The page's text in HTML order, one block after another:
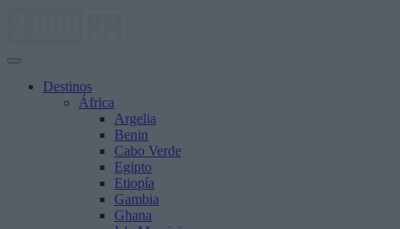
Destinos
África
Argelia
Benin
Cabo Verde
Egipto
Etiopía
Gambia
Ghana